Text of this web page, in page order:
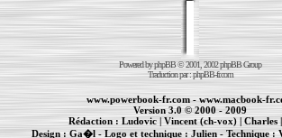
Powered byphpBB© 2001, 2002 phpBB Group
Traduction par :phpBB-fr.com
www.powerbook-fr.com-www.macbook-
Version 3.0 © 2000 - 2009
Rédaction :Ludovic| Vincent (ch-vox)|Charles|
Design : Ga�l - Logo et technique : Julien - Technique :